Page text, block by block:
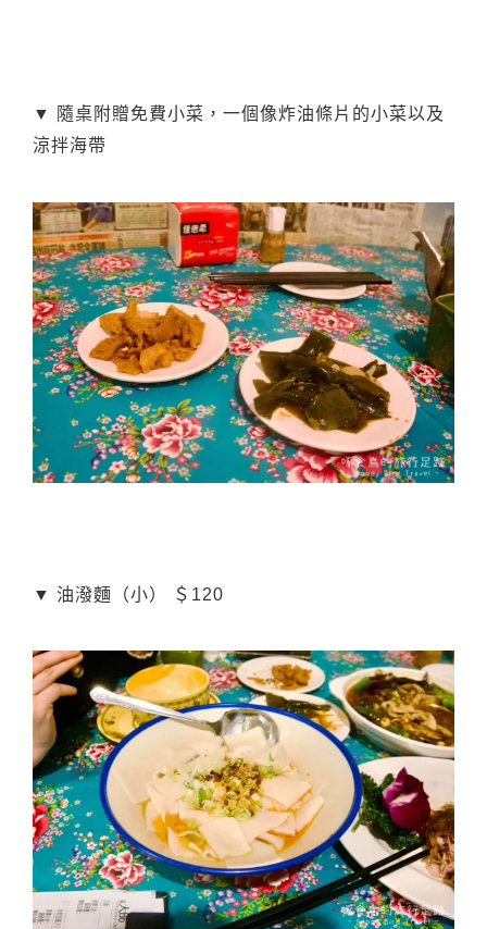
▼ 隨桌附贈免費小菜，一個像炸油條片的小菜以及
涼拌海帶
▼ 油潑麵（小） ＄120